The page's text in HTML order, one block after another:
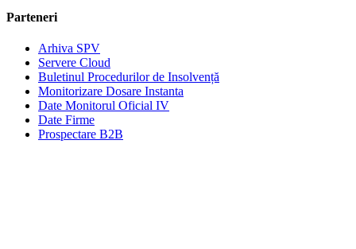
Parteneri
Arhiva SPV
Servere Cloud
Buletinul Procedurilor de Insolvență
Monitorizare Dosare Instanta
Date Monitorul Oficial IV
Date Firme
Prospectare B2B